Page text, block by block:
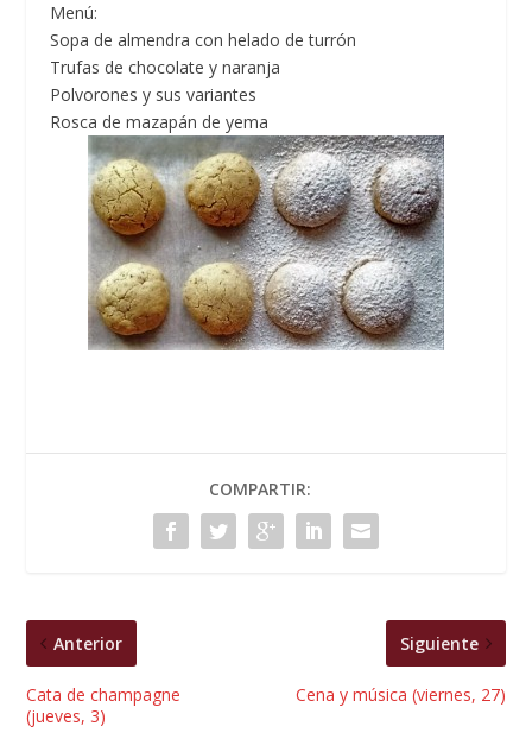
Menú:
Sopa de almendra con helado de turrón
Trufas de chocolate y naranja
Polvorones y sus variantes
Rosca de mazapán de yema
COMPARTIR:
Anterior
Cata de champagne
(jueves, 3)
Siguiente
Cena y música (viernes, 27)